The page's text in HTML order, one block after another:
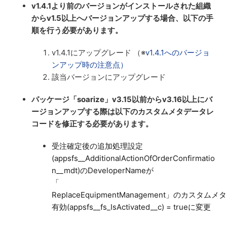
v1.4.1より前のバージョンがインストールされた組織
からv1.5以上へバージョンアップする場合、以下の手
順を行う必要があります。
v1.4.1にアップグレード （※v1.4.1へのバージョ
ンアップ時の注意点）
該当バージョンにアップグレード
パッケージ「soarize」v3.15以前からv3.16以上にバ
ージョンアップする際は以下のカスタムメタデータレ
コードを修正する必要があります。
受注確定後の追加処理設定
(appsfs__AdditionalActionOfOrderConfirmatio
n__mdt)のDeveloperNameが
「
ReplaceEquipmentManagement」のカスタムメ
有効(appsfs__fs_IsActivated__c) = trueに変更